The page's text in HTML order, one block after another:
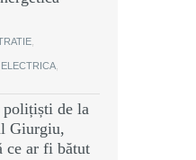
polițiști de la
Giurgiu,
ce ar fi bătut